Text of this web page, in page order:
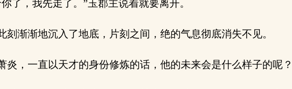
了，我先走了。”玉郡主说着就要离开。
渐渐地沉入了地底，片刻之间，绝的气息彻底消失不见。
，一直以天才的身份修炼的话，他的未来会是什么样子的呢？